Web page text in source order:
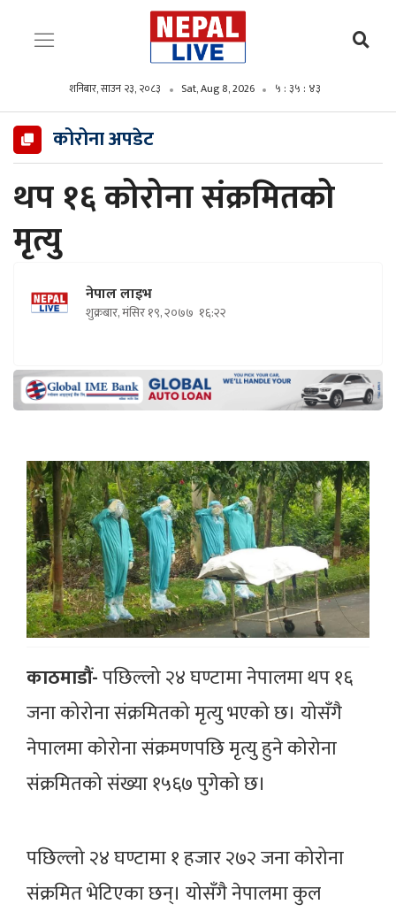
शनिबार, साउन २३, २०८३ Sat, Aug 8, 2026 ५ : ३५ : ४४
कोरोना अपडेट
थप १६ कोरोना संक्रमितको
मृत्यु
नेपाल लाइभ
शुक्रबार, मंसिर १९, २०७७ १६:२२
काठमाडौं-पछिल्लो २४ घण्टामा नेपालमा थप १६
जना कोरोना संक्रमितको मृत्यु भएको छ। योसँगै
नेपालमा कोरोना संक्रमणपछि मृत्यु हुने कोरोना
संक्रमितको संख्या १५६७ पुगेको छ।
पछिल्लो २४ घण्टामा १ हजार २७२ जना कोरोना
संक्रमित भेटिएका छन्। योसँगै नेपालमा कुल